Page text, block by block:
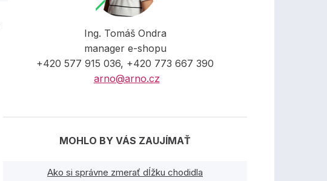
Ing. Tomáš Ondra
manager e-shopu
+420 577 915 036, +420 773 667 390
arno@arno.cz
MOHLO BY VÁS ZAUJÍMAŤ
Ako si správne zmerať dĺžku chodidla